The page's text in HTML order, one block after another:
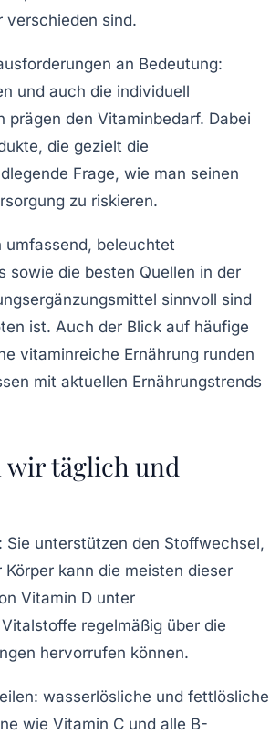
verschieden sind.
an Bedeutung:
und auch die individuell
den Vitaminbedarf. Dabei
die gezielt die
Frage, wie man seinen
zu riskieren.
umfassend, beleuchtet
sowie die besten Quellen in der
sinnvoll sind
ist. Auch der Blick auf häufige
vitaminreiche Ernährung runden
mit aktuellen Ernährungstrends
wir täglich und
unterstützen den Stoffwechsel,
kann die meisten dieser
Vitamin D unter
regelmäßig über die
hervorrufen können.
wasserlösliche und fettlösliche
wie Vitamin C und alle B-